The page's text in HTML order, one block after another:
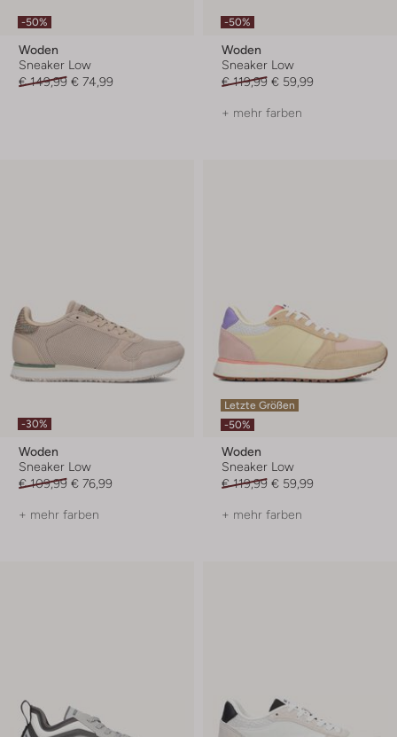
-50%
Woden
Sneaker Low
€ 149,99 € 74,99
-50%
Woden
Sneaker Low
€ 119,99 € 59,99
+ mehr farben
-30%
Woden
Sneaker Low
€ 109,99 € 76,99
+ mehr farben
Letzte Größen
-50%
Woden
Sneaker Low
€ 119,99 € 59,99
+ mehr farben